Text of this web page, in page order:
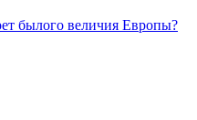
былого величия Европы?